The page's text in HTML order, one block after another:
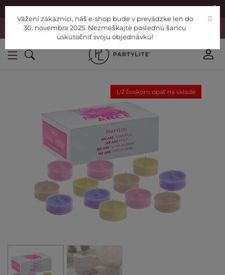
|
Vážení zákazníci, náš e-shop bude v prevádzke len do 30. novembra
2025. Nezmeškajte poslednú šancu uskutočniť svoju objednávku!
Už čoskoro opäť na sklade
Vážení zákazníci, náš e-shop bude v prevádzke len do
30. novembra 2025. Nezmeškajte poslednú šancu
uskutočniť svoju objednávku!